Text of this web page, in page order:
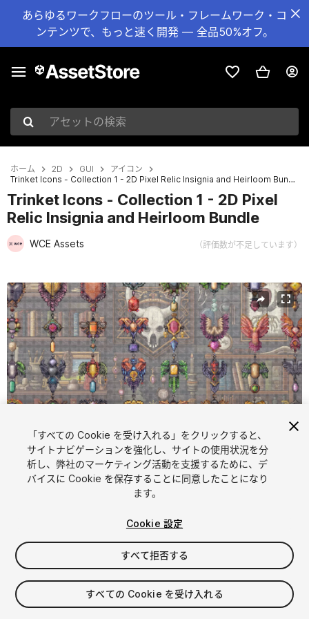
あらゆるワークフローのツール・フレームワーク・コ
ンテンツで、もっと速く開発 — 全品50%オフ。
アセットの検索
ホーム 2D GUI
アイコン
Trinket Icons - Collection 1 - 2D Pixel Relic Insignia and Heirloom Bundle
Trinket Icons - Collection 1 - 2D Pixel
Relic Insignia and Heirloom Bundle
WCE Assets （評価数が不足しています）
現在のスライド：1 / 2
1/2
$4.99
消費税は決済時に計算されます
「すべての Cookie を受け入れる」をクリックすると、
サイトナビゲーションを強化し、サイトの使用状況を分
析し、弊社のマーケティング活動を支援するために、デ
バイスに Cookie を保存することに同意したことになり
ます。
Cookie 設定
すべて拒否する
すべての Cookie を受け入れる